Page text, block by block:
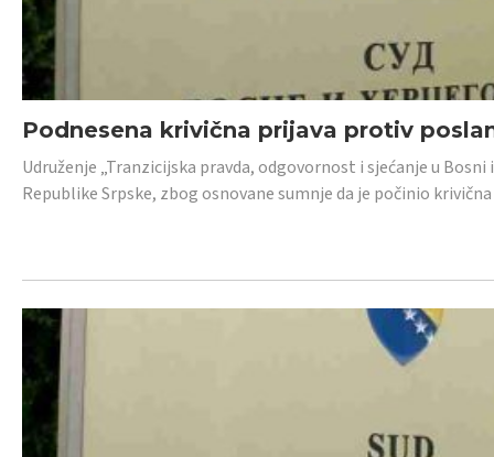
Podnesena krivična prijava protiv
Udruženje „Tranzicijska pravda, odgovornost i sjećanje u
Republike Srpske, zbog osnovane sumnje da je počinio